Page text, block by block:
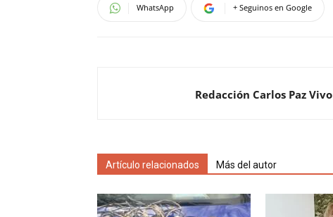
WhatsApp + Seguinos en Google
Redacción Carlos Paz Vivo
Artículo relacionados Más del autor